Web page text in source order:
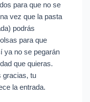
para que no se
vez que la pasta
podrás
para que
ya no se pegarán
que quieras.
gracias, tu
la entrada.